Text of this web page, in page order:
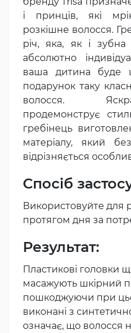
і принців, які
розкішне волосся.
річ, яка, як і
абсолютно
ваша дитина буде
подарунок таку
волосся.
продемонструє
гребінець
матеріалу, який
відрізняється
Спосіб
Використовуйте для
протягом дня за
Результат:
Пластикові головки
масажують шкірний
пошкоджуючи при
виконані з
означає, що волосся